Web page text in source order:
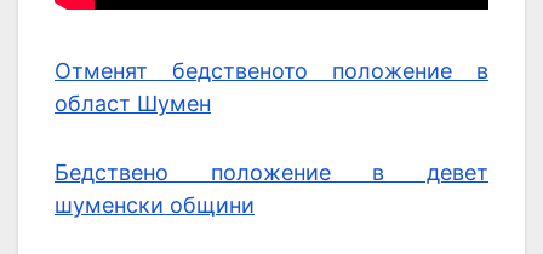
Отменят бедственото положение в
област Шумен
Бедствено положение в девет
шуменски общини